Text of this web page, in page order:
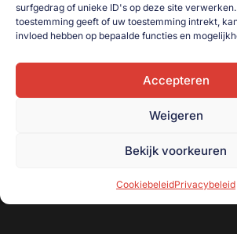
surfgedrag of unieke ID's op deze site
toestemming geeft of uw toestemming intrekt,
invloed hebben op bepaalde functies en
Accepteren
Weigeren
Bekijk voorkeuren
CookiebeleidPrivacybeleid
Kruiwagen 160 liter met 1
antilek wiel
groen